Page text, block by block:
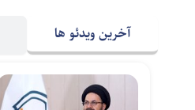
آخرین ویدئو ها